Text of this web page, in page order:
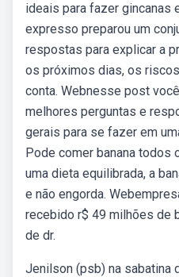
ideais para fazer gincanas
expresso preparou um
respostas para explicar a
os próximos dias, os
conta. Webnesse post
melhores perguntas e
gerais para se fazer em
Pode comer banana todos
uma dieta equilibrada, a
e não engorda.
recebido r$ 49 milhões de
de dr.
Jenilson (psb) na sabatina